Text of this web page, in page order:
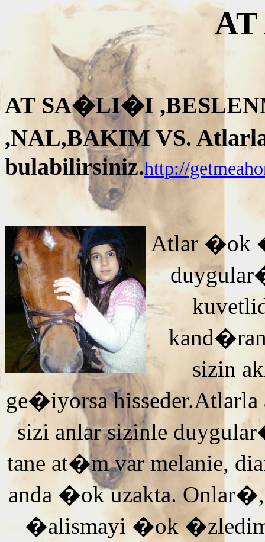
AT SA�LI�I
,NAL,BAKIM VS.
bulabilirsiniz.http://
Atlar �ok
sizin
ge�iyorsa
sizi anlar sizinle
tane at�m var melanie,
anda �ok uzakta.
�alismayi �ok